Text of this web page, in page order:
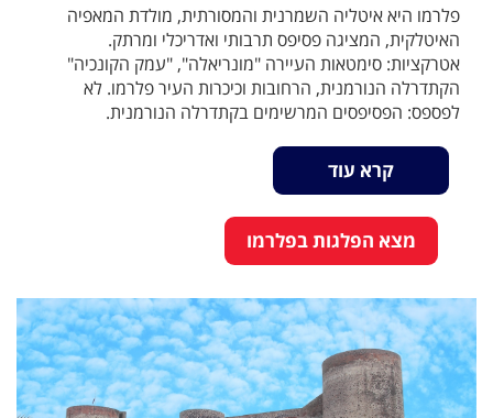
פלרמו היא איטליה השמרנית והמסורתית, מולדת המאפיה
האיטלקית, המציגה פסיפס תרבותי ואדריכלי ומרתק.
אטרקציות: סימטאות העיירה "מונריאלה", "עמק הקונכיה"
הקתדרלה הנורמנית, הרחובות וכיכרות העיר פלרמו. לא
לפספס: הפסיפסים המרשימים בקתדרלה הנורמנית.
קרא עוד
מצא הפלגות בפלרמו